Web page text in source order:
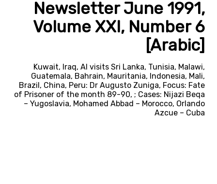
Newsletter June 1991,
Volume XXI, Number 6
[Arabic]
Kuwait, Iraq, AI visits Sri Lanka, Tunisia, Malawi,
Guatemala, Bahrain, Mauritania, Indonesia, Mali,
Brazil, China, Peru: Dr Augusto Zuniga, Focus: Fate
of Prisoner of the month 89-90, ; Cases: Nijazi Beqa
– Yugoslavia, Mohamed Abbad – Morocco, Orlando
Azcue – Cuba